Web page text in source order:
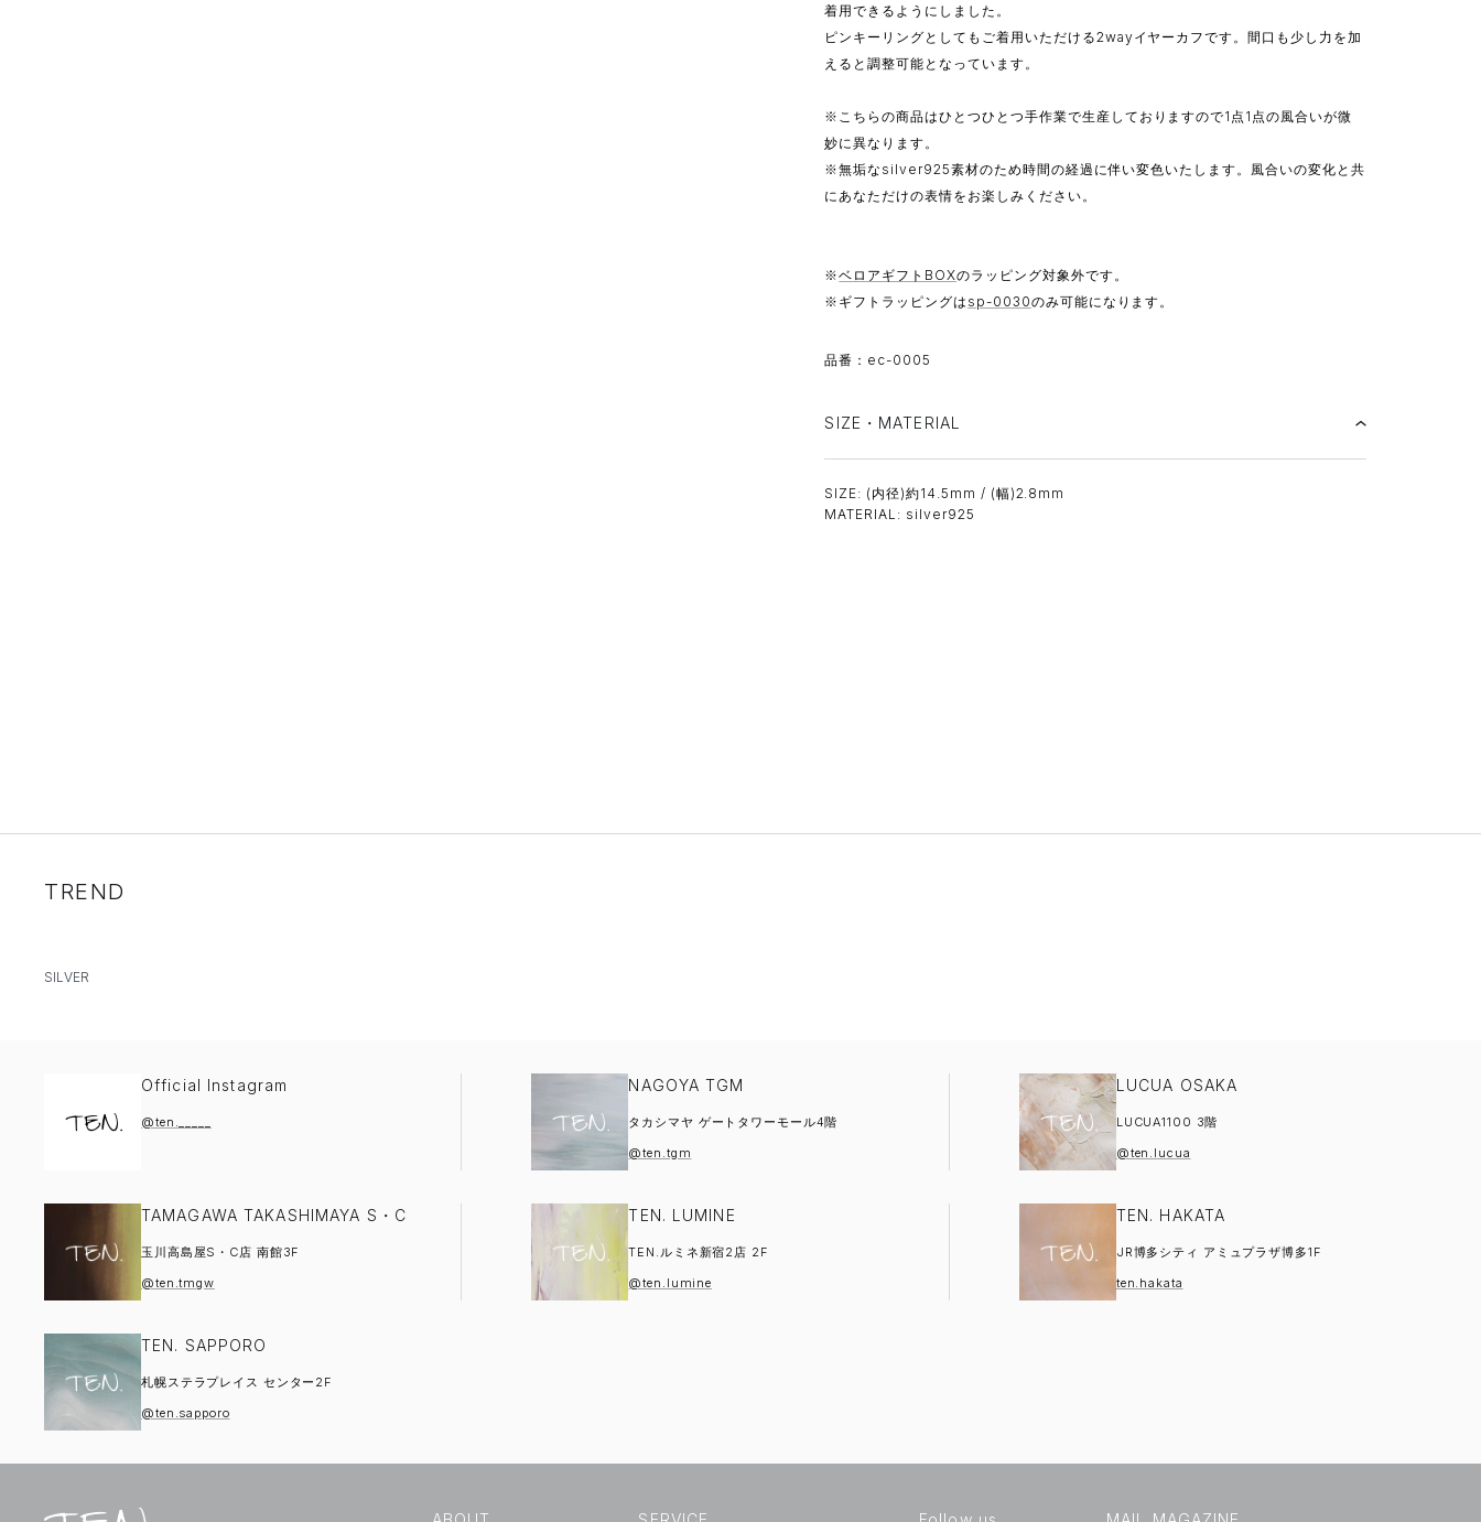
着用できるようにしました。
ピンキーリングとしてもご着用いただける2wayイヤーカフです。間口も少し力を加
えると調整可能となっています。
※こちらの商品はひとつひとつ手作業で生産しておりますので1点1点の風合いが微
妙に異なります。
※無垢なsilver925素材のため時間の経過に伴い変色いたします。風合いの変化と共
にあなただけの表情をお楽しみください。
※ベロアギフトBOXのラッピング対象外です。
※ギフトラッピングは sp-0030のみ可能になります。
品番：ec-0005
SIZE・MATERIAL
SIZE: (内径)約14.5mm / (幅)2.8mm
MATERIAL: silver925
TREND
SILVER
Official Instagram
@ten._____
NAGOYA TGM
タカシマヤ ゲートタワーモール4階
@ten.tgm
LUCUA OSAKA
LUCUA1100 3階
@ten.lucua
TAMAGAWA TAKASHIMAYA S・C
玉川高島屋S・C店 南館3F
@ten.tmgw
TEN. LUMINE
TEN.ルミネ新宿2店 2F
@ten.lumine
TEN. HAKATA
JR博多シティ アミュプラザ博多1F
ten.hakata
TEN. SAPPORO
札幌ステラプレイス センター2F
@ten.sapporo